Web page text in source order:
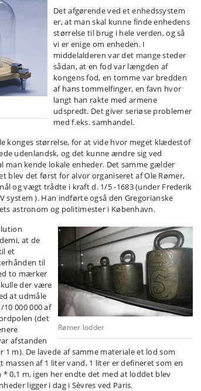
Det afgørende ved et enhedssystem
er, at man skal kunne finde enhedens
størrelse til brug i hele verden, og så
vi er enige om enheden. I
middelalderen var det mange steder
sådan, at en fod var længden af
kongens fod, en tomme var bredden
af hans tommelfinger, en favn hvor
langt han rakte med armene
udspredt. Det giver seriøse problemer
med f.eks. samhandel.
konges størrelse, for at vide hvor meget klædestof
udenlandsk, og det kunne ændre sig ved
kende lokale enheder. Det samme gælder
blev det først for alvor organiseret af Ole Rømer,
og vægt trådte i kraft d. 1/5 -1683 (under Frederik
system ). Han indførte også den Gregorianske
astronom og politimester i København.
Rømer lodder
at de
et
til
to mærker
der være
at udmåle
000 000 af
(det
afstanden
m). De lavede af samme materiale et lod som
af 1 liter vand, 1 liter er defineret som en
* 0,1 m, igen her endte det med at loddet blev
ligger i dag i Sèvres ved Paris.